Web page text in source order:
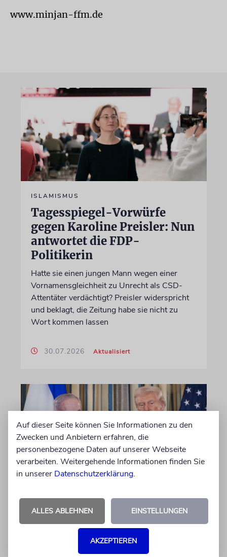
www.minjan-ffm.de
ISLAMISMUS
Tagesspiegel-Vorwürfe
gegen Karoline Preisler: Nun
antwortet die FDP-
Politikerin
Hatte sie einen jungen Mann wegen einer
Vornamensgleichheit zu Unrecht als CSD-
Attentäter verdächtigt? Preisler widerspricht
und beklagt, die Zeitung habe sie nicht zu
Wort kommen lassen
30.07.2026 Aktualisiert
Trump: Netanjahu will, dass
USA im Iran involviert
Auf dieser Seite können Sie Informationen zu den
Zwecken und Anbietern erfahren, die
personenbezogene Daten auf unserer Webseite
verarbeiten. Weitergehende Informationen finden Sie
in unserer Datenschutzerklärung.
ALLES ABLEHNEN EINSTELLUNGEN
AKZEPTIEREN